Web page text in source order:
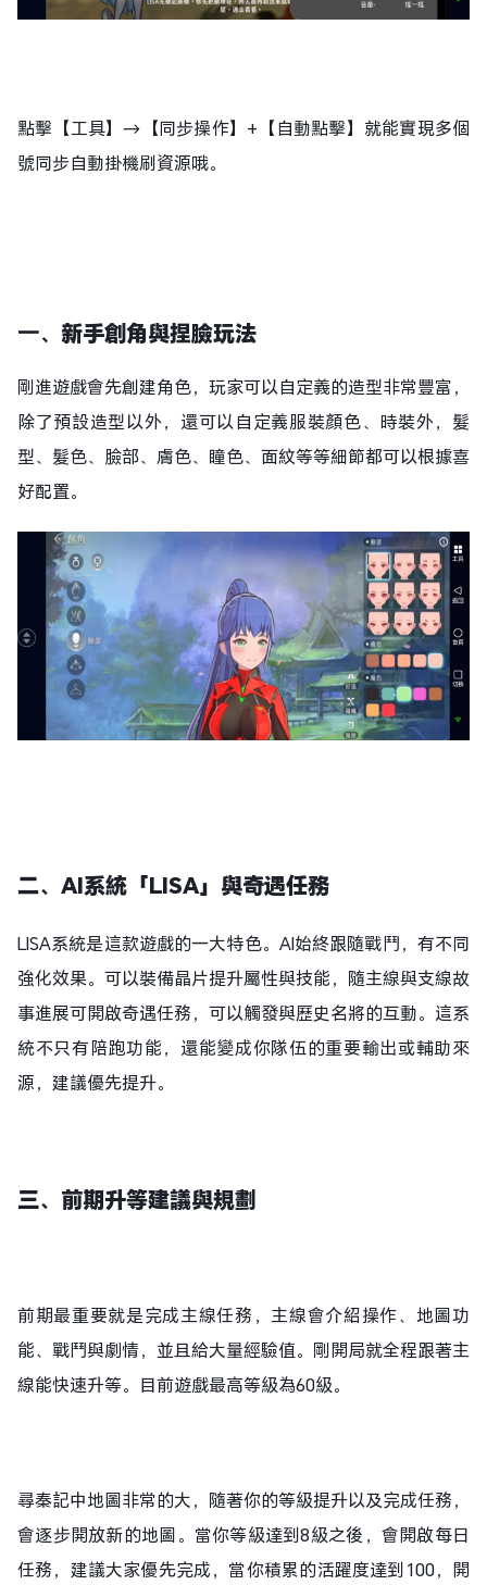
點擊【工具】→【同步操作】+【自動點擊】就能實現多個
號同步自動掛機刷資源哦。
一、 新手創角與捏臉玩法
剛進遊戲會先創建角色，玩家可以自定義的造型非常豐富，
除了預設造型以外，還可以自定義服裝顏色、時裝外，髮
型、髮色、臉部、膚色、瞳色、面紋等等細節都可以根據喜
好配置。
二、 AI系統「LISA」與奇遇任務
LISA系統是這款遊戲的一大特色。AI始終跟隨戰鬥，有不同
強化效果。可以裝備晶片提升屬性與技能，隨主線與支線故
事進展可開啟奇遇任務，可以觸發與歷史名將的互動。這系
統不只有陪跑功能，還能變成你隊伍的重要輸出或輔助來
源，建議優先提升。
三、 前期升等建議與規劃
前期最重要就是完成主線任務，主線會介紹操作、地圖功
能、戰鬥與劇情，並且給大量經驗值。剛開局就全程跟著主
線能快速升等。目前遊戲最高等級為60級。
尋秦記中地圖非常的大，隨著你的等級提升以及完成任務，
會逐步開放新的地圖。當你等級達到8級之後，會開啟每日
任務，建議大家優先完成，當你積累的活躍度達到100，開